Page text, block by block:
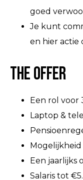
goed
Je kunt
en hier actie
The Offer
Een rol voor
Laptop &
Een jaarlijks
Salaris tot